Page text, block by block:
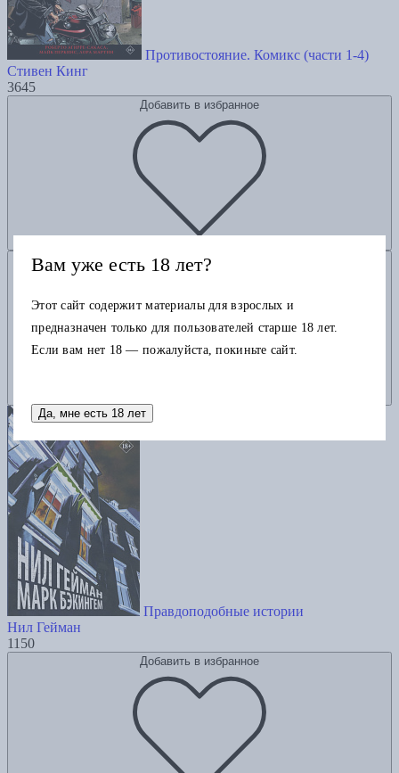
Противостояние. Комикс (части 1-4)
Стивен Кинг
3645
Добавить в избранное
Добавить в корзину
Правдоподобные истории
Нил Гейман
1150
Добавить в избранное
Вам уже есть 18 лет?
Этот сайт содержит материалы для взрослых и
предназначен только для пользователей старше 18 лет.
Если вам нет 18 — пожалуйста, покиньте сайт.
Да, мне есть 18 лет